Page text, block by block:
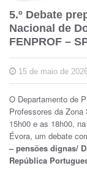
5.º Debate
Nacional de
FENPROF –
15 de maio de
O Departamento de
Professores da
15h00 e as 18h00,
Évora, um debate
– pensões dignas/
República